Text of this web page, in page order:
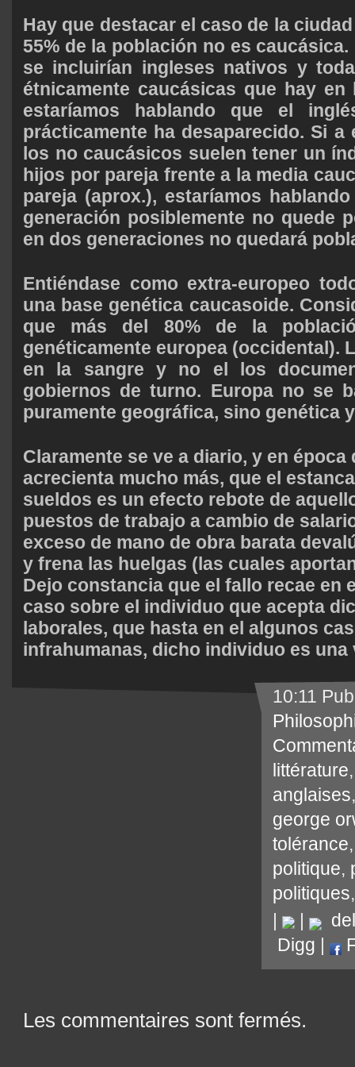
Hay que destacar el caso de la
55% de la población no es
se incluirían ingleses nativos y
étnicamente caucásicas que hay
estaríamos hablando que el
prácticamente ha desaparecido. Si a
los no caucásicos suelen tener un
hijos por pareja frente a la media
pareja (aprox.), estaríamos
generación posiblemente no quede
en dos generaciones no quedará
Entiéndase como extra-europeo
una base genética caucasoide.
que más del 80% de la
genéticamente europea (occidental).
en la sangre y no el los
gobiernos de turno. Europa no se
puramente geográfica, sino genética
Claramente se ve a diario, y en época
acrecienta mucho más, que el
sueldos es un efecto rebote de
puestos de trabajo a cambio de
exceso de mano de obra barata
y frena las huelgas (las cuales
Dejo constancia que el fallo recae en
caso sobre el individuo que acepta
laborales, que hasta en el algunos
infrahumanas, dicho individuo es una
10:11
littérature
anglaises
george
tolérance
politique,
politiques
|
|
Digg |
Les commentaires sont fermés.